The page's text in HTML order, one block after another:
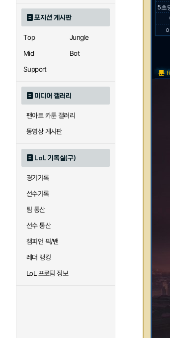
포지션 게시판
Top
Jungle
Mid
Bot
Support
미디어 갤러리
팬아트 카툰 갤러리
동영상 게시판
LoL 기록실(구)
경기기록
선수기록
팀 통산
선수 통산
챔피언 픽/밴
레더 랭킹
LoL 프로팀 정보
5초
룬